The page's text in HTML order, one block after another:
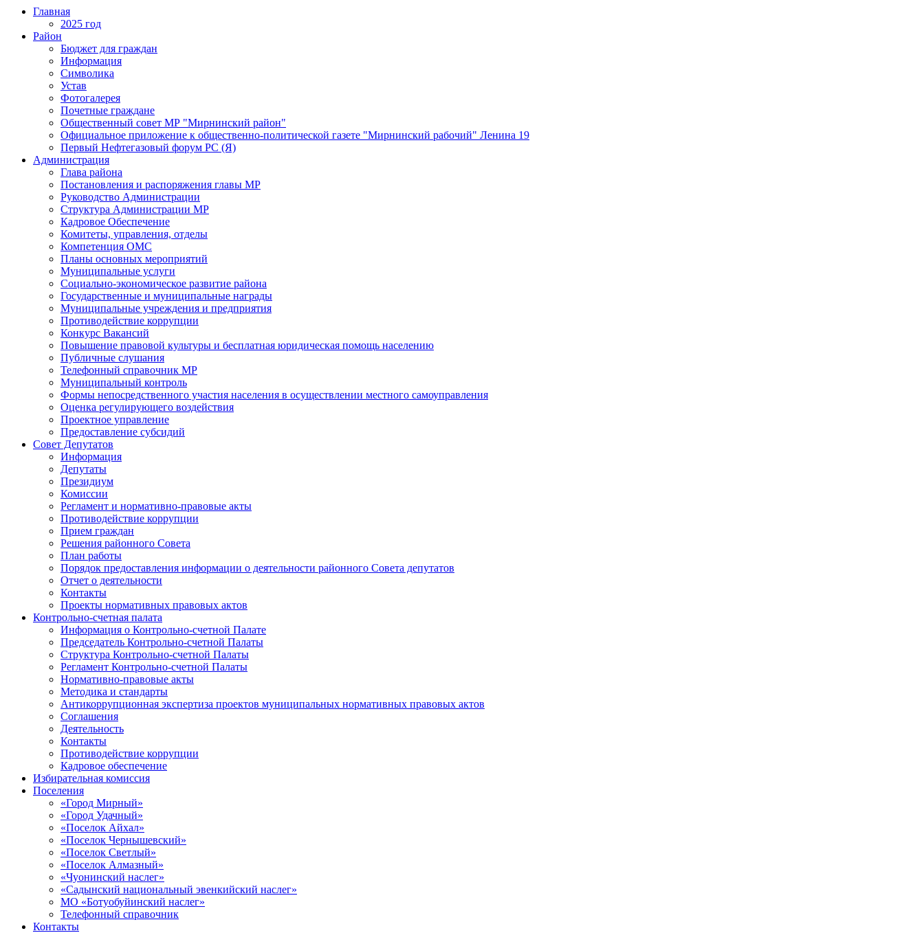
Главная
2025 год
Район
Бюджет для граждан
Информация
Символика
Устав
Фотогалерея
Почетные граждане
Общественный совет МР "Мирнинский район"
Официальное приложение к общественно-политической газете "Мирнинский рабочий" Ленина 19
Первый Нефтегазовый форум РС (Я)
Администрация
Глава района
Постановления и распоряжения главы МР
Руководство Администрации
Структура Администрации МР
Кадровое Обеспечение
Комитеты, управления, отделы
Компетенция ОМС
Планы основных мероприятий
Муниципальные услуги
Социально-экономическое развитие района
Государственные и муниципальные награды
Муниципальные учреждения и предприятия
Противодействие коррупции
Конкурс Вакансий
Повышение правовой культуры и бесплатная юридическая помощь населению
Публичные слушания
Телефонный справочник МР
Муниципальный контроль
Формы непосредственного участия населения в осуществлении местного самоуправления
Оценка регулирующего воздействия
Проектное управление
Предоставление субсидий
Совет Депутатов
Информация
Депутаты
Президиум
Комиссии
Регламент и нормативно-правовые акты
Противодействие коррупции
Прием граждан
Решения районного Совета
План работы
Порядок предоставления информации о деятельности районного Совета депутатов
Отчет о деятельности
Контакты
Проекты нормативных правовых актов
Контрольно-счетная палата
Информация о Контрольно-счетной Палате
Председатель Контрольно-счетной Палаты
Структура Контрольно-счетной Палаты
Регламент Контрольно-счетной Палаты
Нормативно-правовые акты
Методика и стандарты
Антикоррупционная экспертиза проектов муниципальных нормативных правовых актов
Соглашения
Деятельность
Контакты
Противодействие коррупции
Кадровое обеспечение
Избирательная комиссия
Поселения
«Город Мирный»
«Город Удачный»
«Поселок Айхал»
«Поселок Чернышевский»
«Поселок Светлый»
«Поселок Алмазный»
«Чуонинский наслег»
«Садынский национальный эвенкийский наслег»
МО «Ботуобуйинский наслег»
Телефонный справочник
Контакты